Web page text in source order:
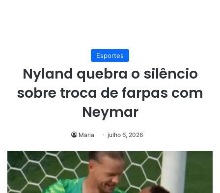
Esportes
Nyland quebra o silêncio
sobre troca de farpas com
Neymar
Maria julho 6, 2026